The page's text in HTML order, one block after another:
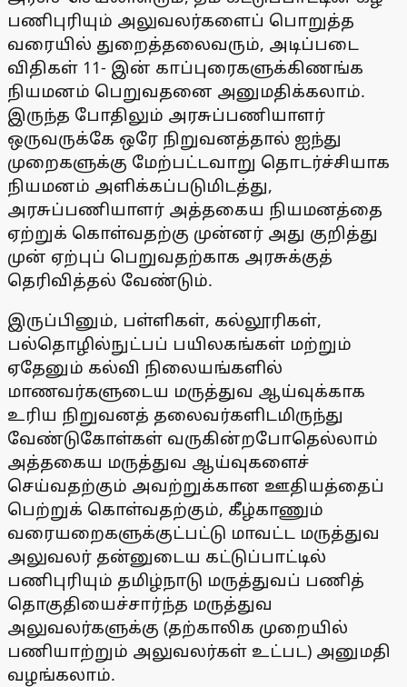
பணிபுரியும் அலுவலர்களைப் பொறுத்த
வரையில் துறைத்தலைவரும், அடிப்படை
விதிகள் 11- இன் காப்புரைகளுக்கிணங்க
நியமனம் பெறுவதனை அனுமதிக்கலாம்.
இருந்த போதிலும் அரசுப்பணியாளர்
ஒருவருக்கே ஒரே நிறுவனத்தால் ஐந்து
முறைகளுக்கு மேற்பட்டவாறு தொடர்ச்சியாக
நியமனம் அளிக்கப்படுமிடத்து,
அரசுப்பணியாளர் அத்தகைய நியமனத்தை
ஏற்றுக் கொள்வதற்கு முன்னர் அது குறித்து
முன் ஏற்புப் பெறுவதற்காக அரசுக்குத்
தெரிவித்தல் வேண்டும்.
இருப்பினும், பள்ளிகள், கல்லூரிகள்,
பல்தொழில்நுட்பப் பயிலகங்கள் மற்றும்
ஏதேனும் கல்வி நிலையங்களில்
மாணவர்களுடைய மருத்துவ ஆய்வுக்காக
உரிய நிறுவனத் தலைவர்களிடமிருந்து
வேண்டுகோள்கள் வருகின்றபோதெல்லாம்
அத்தகைய மருத்துவ ஆய்வுகளைச்
செய்வதற்கும் அவற்றுக்கான ஊதியத்தைப்
பெற்றுக் கொள்வதற்கும், கீழ்காணும்
வரையறைகளுக்குட்பட்டு மாவட்ட மருத்துவ
அலுவலர் தன்னுடைய கட்டுப்பாட்டில்
பணிபுரியும் தமிழ்நாடு மருத்துவப் பணித்
தொகுதியைச்சார்ந்த மருத்துவ
அலுவலர்களுக்கு (தற்காலிக முறையில்
பணியாற்றும் அலுவலர்கள் உட்பட) அனுமதி
வழங்கலாம்.